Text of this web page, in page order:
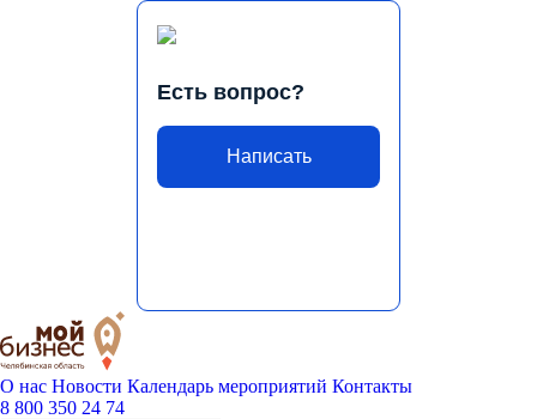
Есть вопрос?
Написать
О нас Новости Календарь мероприятий Контакты
8 800 350 24 74